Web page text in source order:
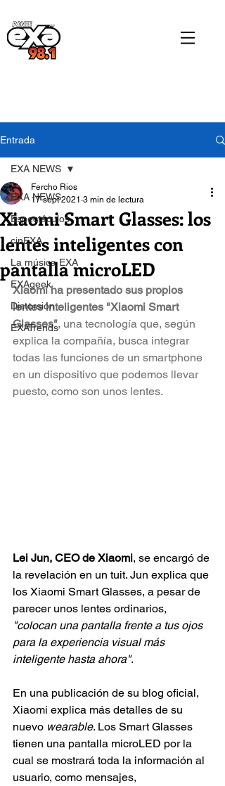
Entrada
EXA NEWS
Espectáculos
cinEXA
La música EXA
EXAgeek
Distorsión
EXATrends
EXA NEWS
Xiaomi Smart Glasses: los
lentes inteligentes con
pantalla microLED
Fercho Rios
17 sept 2021 3 min de lectura
Xiaomi ha presentado sus propios
lentes inteligentes "Xiaomi Smart
Glasses", una tecnología que, según
explica la compañía, busca integrar
todas las funciones de un smartphone
en un dispositivo que podemos llevar
puesto, como son unos lentes.
Lei Jun, CEO de Xiaomi, se encargó de
la revelación en un tuit. Jun explica que
los Xiaomi Smart Glasses, a pesar de
parecer unos lentes ordinarios,
"colocan una pantalla frente a tus ojos
para la experiencia visual más
inteligente hasta ahora".
En una publicación de su blog oficial,
Xiaomi explica más detalles de su
nuevo wearable. Los Smart Glasses
tienen una pantalla microLED por la
cual se mostrará toda la información al
usuario, como mensajes,